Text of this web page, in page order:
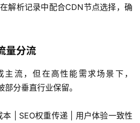
解析记录中配合CDN节点选择，确
量分流
流，但在高性能需求场景下，
分垂直行业保留。